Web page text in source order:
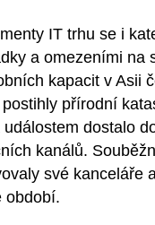
IT trhu se i
a omezeními na
kapacit v Asii
přírodní
dostalo
kanálů.
své kanceláře
období.